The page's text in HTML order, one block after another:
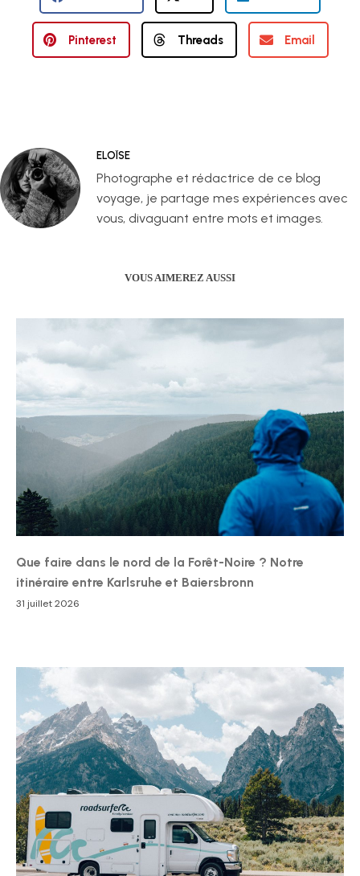
Pinterest Threads Email
ELOÏSE
Photographe et rédactrice de ce blog
voyage, je partage mes expériences avec
vous, divaguant entre mots et images.
VOUS AIMEREZ AUSSI
Que faire dans le nord de la Forêt-Noire ? Notre
itinéraire entre Karlsruhe et Baiersbronn
31 juillet 2026